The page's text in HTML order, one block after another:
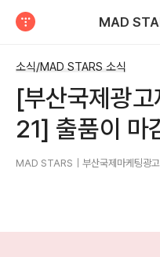
MAD
소식/MAD STARS 소식
[부산국제광
21] 출품이 마
MAD STARS｜부산국제마케팅광고